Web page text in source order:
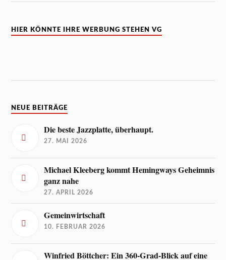
HIER KÖNNTE IHRE WERBUNG STEHEN VG
NEUE BEITRÄGE
Die beste Jazzplatte, überhaupt.
27. MAI 2026
Michael Kleeberg kommt Hemingways Geheimnis
ganz nahe
27. APRIL 2026
Gemeinwirtschaft
10. FEBRUAR 2026
Winfried Böttcher: Ein 360-Grad-Blick auf eine